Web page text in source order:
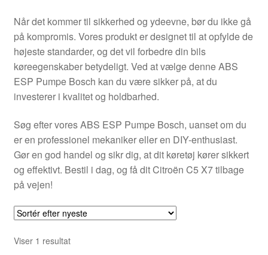
Min Konto
Om os
Privatlivspolitik
Vilkår og betingelser
Når det kommer til sikkerhed og ydeevne, bør du ikke gå
på kompromis. Vores produkt er designet til at opfylde de
højeste standarder, og det vil forbedre din bils
køreegenskaber betydeligt. Ved at vælge denne ABS
ESP Pumpe Bosch kan du være sikker på, at du
investerer i kvalitet og holdbarhed.
Søg efter vores ABS ESP Pumpe Bosch, uanset om du
er en professionel mekaniker eller en DIY-enthusiast.
Gør en god handel og sikr dig, at dit køretøj kører sikkert
og effektivt. Bestil i dag, og få dit Citroën C5 X7 tilbage
på vejen!
Viser 1 resultat